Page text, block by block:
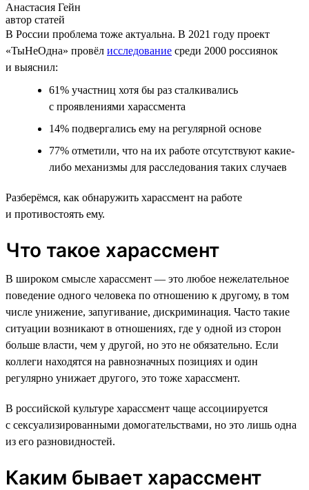
Анастасия Гейн
автор статей
В России проблема тоже актуальна. В 2021 году проект
«ТыНеОдна» провёл исследование среди 2000 россиянок
и выяснил:
61% участниц хотя бы раз сталкивались
с проявлениями харассмента
14% подвергались ему на регулярной основе
77% отметили, что на их работе отсутствуют какие-
либо механизмы для расследования таких случаев
Разберёмся, как обнаружить харассмент на работе
и противостоять ему.
Что такое харассмент
В широком смысле харассмент — это любое нежелательное
поведение одного человека по отношению к другому, в том
числе унижение, запугивание, дискриминация. Часто такие
ситуации возникают в отношениях, где у одной из сторон
больше власти, чем у другой, но это не обязательно. Если
коллеги находятся на равнозначных позициях и один
регулярно унижает другого, это тоже харассмент.
В российской культуре харассмент чаще ассоциируется
с сексуализированными домогательствами, но это лишь одна
из его разновидностей.
Каким бывает харассмент